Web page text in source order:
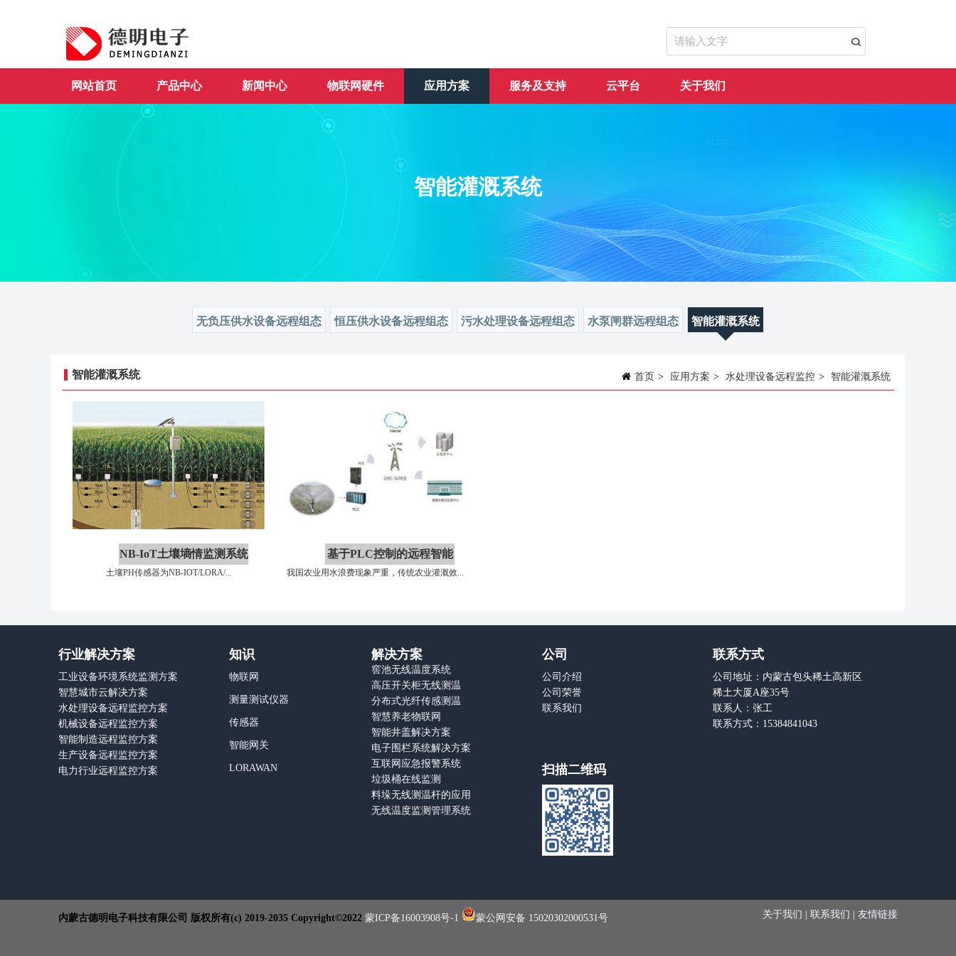
网站首页 产品中心 新闻中心 物联网硬件 应用方案 服务及支持 云平台 关于我们
智能灌溉系统
无负压供水设备远程组态 恒压供水设备远程组态 污水处理设备远程组态 水泵闸群远程组态 智能灌溉系统
首页 > 应用方案 > 水处理设备远程监控 > 智能灌溉系统
智能灌溉系统
NB-IoT土壤墒情监测系统
平台
土壤PH传感器为NB-IOT/LORA/...
基于PLC控制的远程智能
化灌溉系统
我国农业用水浪费现象严重，传统农业灌溉效...
行业解决方案
工业设备环境系统监测方案
智慧城市云解决方案
水处理设备远程监控方案
机械设备远程监控方案
智能制造远程监控方案
生产设备远程监控方案
电力行业远程监控方案
知识
物联网
测量测试仪器
传感器
智能网关
LORAWAN
解决方案
窖池无线温度系统
高压开关柜无线测温
分布式光纤传感测温
智慧养老物联网
智能井盖解决方案
电子围栏系统解决方案
互联网应急报警系统
垃圾桶在线监测
料垛无线测温杆的应用
无线温度监测管理系统
公司
公司介绍
公司荣誉
联系我们
联系方式
公司地址：内蒙古包头稀土高新区
稀土大厦A座35号
联系人：张工
联系方式：15384841043
扫描二维码
内蒙古德明电子科技有限公司 版权所有(c) 2019-2035 Copyright©2022 蒙ICP备16003908号-1 蒙公网安备 15020302000531号 关于我们 联系我们 友情链接